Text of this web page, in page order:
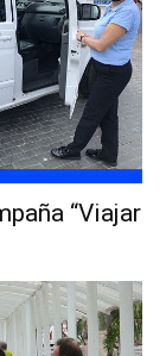
“Viajar